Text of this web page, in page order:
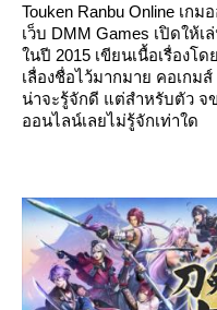
Touken Ranbu Online เ
เว็บ DMM Games เปิดให้เ
นปี 2015 เขียนเนื้อเรื่องโด
เลื่องชื่อไว้มากมาย คอเกมส์
น่าจะรู้จักดี แต่สำหรับตัว จ
ออนไลน์เลยไม่รู้จักเท่าใด